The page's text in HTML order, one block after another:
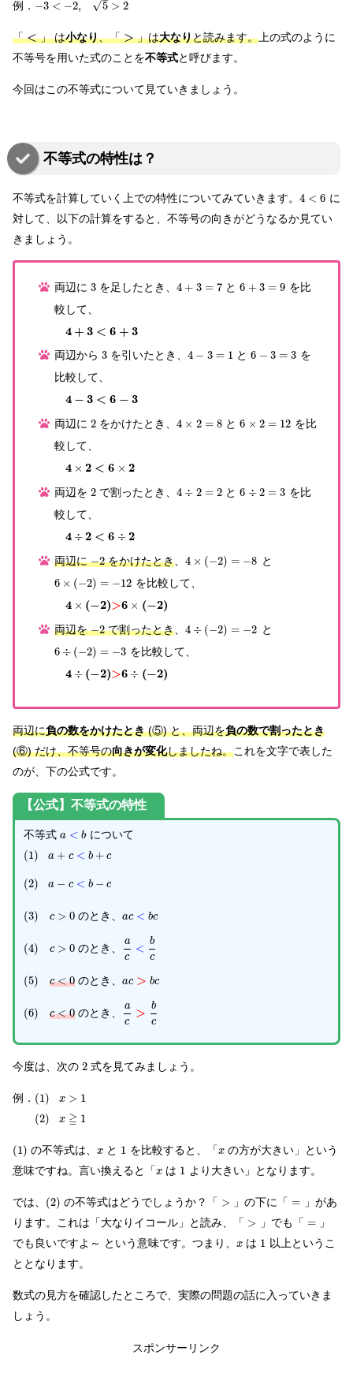
例． −3 < −2, 5
√ > 2
「<」 は小なり、「>」は大なりと読みます。 上の式のように
不等号を用いた式のことを不等式と呼びます。
今回はこの不等式について見ていきましょう。
不等式の特性は？
不等式を計算していく上での特性についてみていきます。 4 < 6 に
対して、以下の計算をすると、不等号の向きがどうなるか見てい
きましょう。
両辺に 3 を足したとき、4 + 3 = 7 と6 +3 = 9 を比
較して、
4 + 3 < 6 + 3
両辺から 3 を引いたとき、4 − 3 = 1 と6 − 3 = 3 を
比較して、
4 − 3 < 6 − 3
両辺に 2 をかけたとき、4 × 2 = 8 と6 × 2 = 12 を比
較して、
4 × 2 < 6 × 2
両辺を 2 で割ったとき、4 ÷ 2 = 2 と6 ÷2 = 3 を比
較して、
4 ÷2 < 6 ÷ 2
両辺に−2をかけたとき、 4 × (−2) = −8 と
6 × (−2) = −12 を比較して、
4 × (−2)>6 × (−2)
両辺を−2で割ったとき、 4 ÷ (−2) = −2 と
6 ÷ (−2) = −3 を比較して、
4 ÷ (−2)>6 ÷ (−2)
両辺に負の数をかけたとき(⑤) と、両辺を負の数で割ったとき
(⑥) だけ、不等号の向きが変化しましたね。これを文字で表した
のが、下の公式です。
【公式】不等式の特性
不等式a < b について
(1) a + c < b + c
(2) a − c < b − c
(3) c > 0 のとき、ac < bc
(4) c > 0 のとき、
a
c
<
b
c
(5) c < 0 のとき、ac > bc
(6) c < 0 のとき、
a
c
>
b
c
今度は、次の 2 式を見てみましょう。
例． (1) x > 1
(2) x ≧ 1
(1) の不等式は、 x と 1 を比較すると、「xの方が大きい」という
意味ですね。言い換えると「x は 1 より大きい」となります。
では、 (2) の不等式はどうでしょうか？「 > 」の下に「 = 」があ
ります。これは「大なりイコール」と読み、「 > 」でも「 = 」
でも良いですよ～ という意味です。つまり、
x は 1 以上というこ
ととなります。
数式の見方を確認したところで、実際の問題の話に入っていきま
しょう。
スポンサーリンク